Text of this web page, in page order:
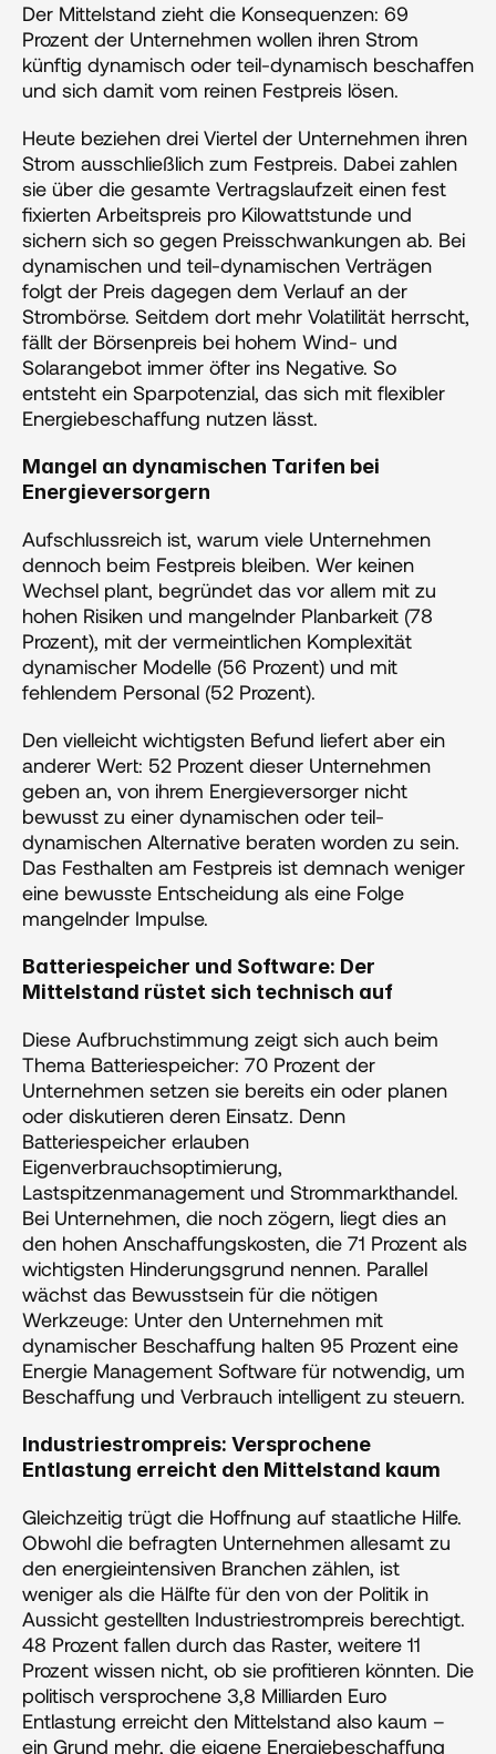
Der Mittelstand zieht die Konsequenzen: 69
Prozent der Unternehmen wollen ihren Strom
künftig dynamisch oder teil-dynamisch beschaffen
und sich damit vom reinen Festpreis lösen.
Heute beziehen drei Viertel der Unternehmen ihren
Strom ausschließlich zum Festpreis. Dabei zahlen
sie über die gesamte Vertragslaufzeit einen fest
fixierten Arbeitspreis pro Kilowattstunde und
sichern sich so gegen Preisschwankungen ab. Bei
dynamischen und teil-dynamischen Verträgen
folgt der Preis dagegen dem Verlauf an der
Strombörse. Seitdem dort mehr Volatilität herrscht,
fällt der Börsenpreis bei hohem Wind- und
Solarangebot immer öfter ins Negative. So
entsteht ein Sparpotenzial, das sich mit flexibler
Energiebeschaffung nutzen lässt.
Mangel an dynamischen Tarifen bei
Energieversorgern
Aufschlussreich ist, warum viele Unternehmen
dennoch beim Festpreis bleiben. Wer keinen
Wechsel plant, begründet das vor allem mit zu
hohen Risiken und mangelnder Planbarkeit (78
Prozent), mit der vermeintlichen Komplexität
dynamischer Modelle (56 Prozent) und mit
fehlendem Personal (52 Prozent).
Den vielleicht wichtigsten Befund liefert aber ein
anderer Wert: 52 Prozent dieser Unternehmen
geben an, von ihrem Energieversorger nicht
bewusst zu einer dynamischen oder teil-
dynamischen Alternative beraten worden zu sein.
Das Festhalten am Festpreis ist demnach weniger
eine bewusste Entscheidung als eine Folge
mangelnder Impulse.
Batteriespeicher und Software: Der
Mittelstand rüstet sich technisch auf
Diese Aufbruchstimmung zeigt sich auch beim
Thema Batteriespeicher: 70 Prozent der
Unternehmen setzen sie bereits ein oder planen
oder diskutieren deren Einsatz. Denn
Batteriespeicher erlauben
Eigenverbrauchsoptimierung,
Lastspitzenmanagement und Strommarkthandel.
Bei Unternehmen, die noch zögern, liegt dies an
den hohen Anschaffungskosten, die 71 Prozent als
wichtigsten Hinderungsgrund nennen. Parallel
wächst das Bewusstsein für die nötigen
Werkzeuge: Unter den Unternehmen mit
dynamischer Beschaffung halten 95 Prozent eine
Energie Management Software für notwendig, um
Beschaffung und Verbrauch intelligent zu steuern.
Industriestrompreis: Versprochene
Entlastung erreicht den Mittelstand kaum
Gleichzeitig trügt die Hoffnung auf staatliche Hilfe.
Obwohl die befragten Unternehmen allesamt zu
den energieintensiven Branchen zählen, ist
weniger als die Hälfte für den von der Politik in
Aussicht gestellten Industriestrompreis berechtigt.
48 Prozent fallen durch das Raster, weitere 11
Prozent wissen nicht, ob sie profitieren könnten. Die
politisch versprochene 3,8 Milliarden Euro
Entlastung erreicht den Mittelstand also kaum –
ein Grund mehr, die eigene Energiebeschaffung